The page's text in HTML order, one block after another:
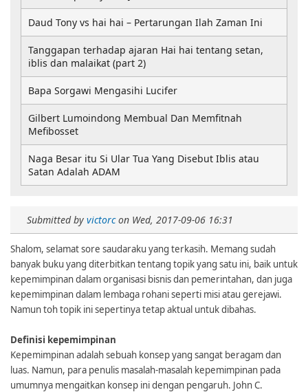
Submitted by victorcon Wed, 2017-09-06 16:31
Shalom, selamat sore saudaraku yang terkasih. Memang sudah
banyak buku yang diterbitkan tentang topik yang satu ini, baik untuk
kepemimpinan dalam organisasi bisnis dan pemerintahan, dan juga
kepemimpinan dalam lembaga rohani seperti misi atau gerejawi.
Namun toh topik ini sepertinya tetap aktual untuk dibahas.
Definisi kepemimpinan
Kepemimpinan adalah sebuah konsep yang sangat beragam dan
luas. Namun, para penulis masalah-masalah kepemimpinan pada
umumnya mengaitkan konsep ini dengan pengaruh. John C.
Daud Tony vs hai hai – Pertarungan Ilah Zaman Ini
Tanggapan terhadap ajaran Hai hai tentang setan,
iblis dan malaikat (part 2)
Bapa Sorgawi Mengasihi Lucifer
Gilbert Lumoindong Membual Dan Memfitnah
Mefibosset
Naga Besar itu Si Ular Tua Yang Disebut Iblis atau
Satan Adalah ADAM